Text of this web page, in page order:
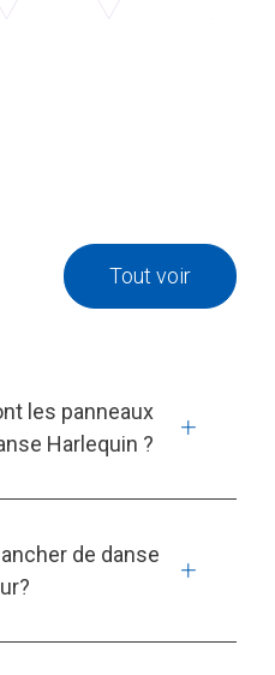
Tout voir
les panneaux
Harlequin ?
de danse